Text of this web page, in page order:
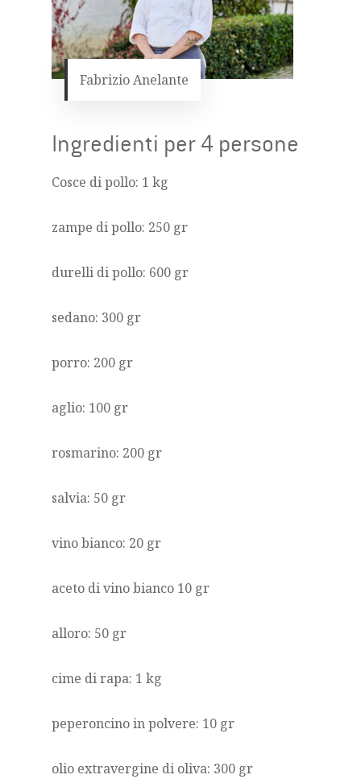
Fabrizio Anelante
Ingredienti per 4 persone
Cosce di pollo: 1 kg
zampe di pollo: 250 gr
durelli di pollo: 600 gr
sedano: 300 gr
porro: 200 gr
aglio: 100 gr
rosmarino: 200 gr
salvia: 50 gr
vino bianco: 20 gr
aceto di vino bianco 10 gr
alloro: 50 gr
cime di rapa: 1 kg
peperoncino in polvere: 10 gr
olio extravergine di oliva: 300 gr